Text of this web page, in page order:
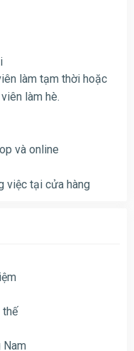
làm tạm thời hoặc
làm hè.
và online
việc tại cửa hàng
thế
Nam